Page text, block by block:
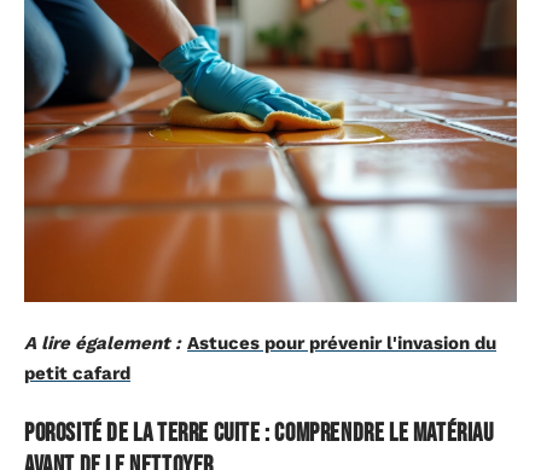
A lire également : Astuces pour prévenir l'invasion du
petit cafard
Porosité de la terre cuite : comprendre le matériau